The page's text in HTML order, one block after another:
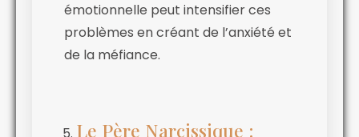
émotionnelle peut intensifier ces
problèmes en créant de l’anxiété et
de la méfiance.
Le Père Narcissique :